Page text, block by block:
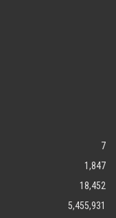
7
1,847
18,452
5,455,931